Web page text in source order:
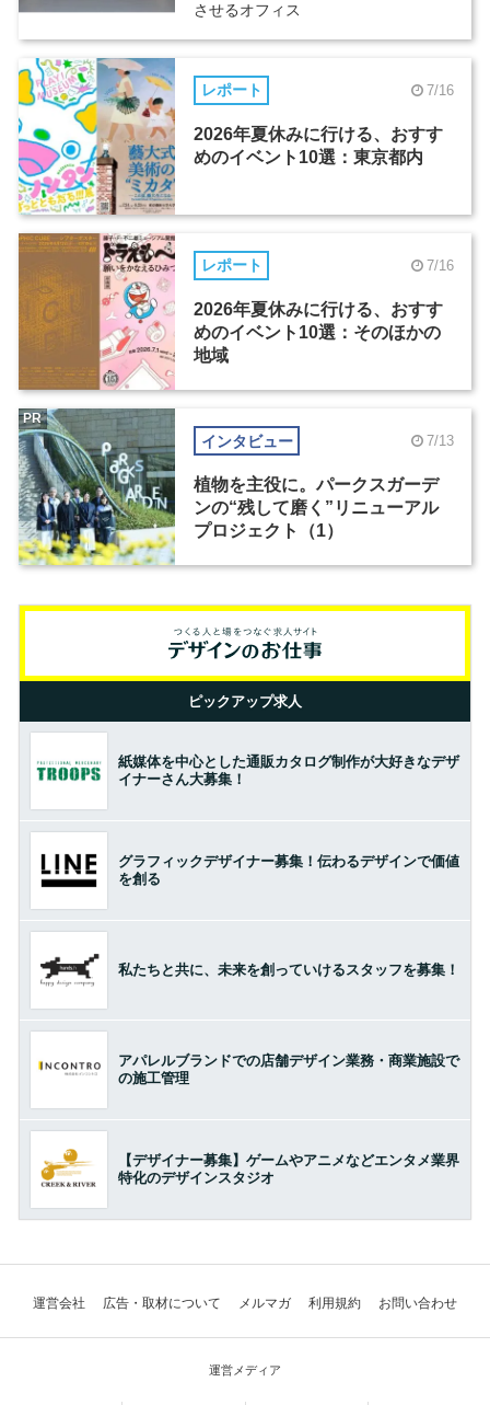
させるオフィス
レポート 7/16
2026年夏休みに行ける、おすす
めのイベント10選：東京都内
レポート 7/16
2026年夏休みに行ける、おすす
めのイベント10選：そのほかの
地域
インタビュー 7/13
植物を主役に。パークスガーデ
ンの“残して磨く”リニューアル
プロジェクト（1）
PR
ピックアップ求人
紙媒体を中心とした通販カタログ制作が大好きなデザ
イナーさん大募集！
グラフィックデザイナー募集！伝わるデザインで価値
を創る
私たちと共に、未来を創っていけるスタッフを募集！
アパレルブランドでの店舗デザイン業務・商業施設で
の施工管理
【デザイナー募集】ゲームやアニメなどエンタメ業界
特化のデザインスタジオ
運営会社 広告・取材について メルマガ 利用規約 お問い合わせ
運営メディア